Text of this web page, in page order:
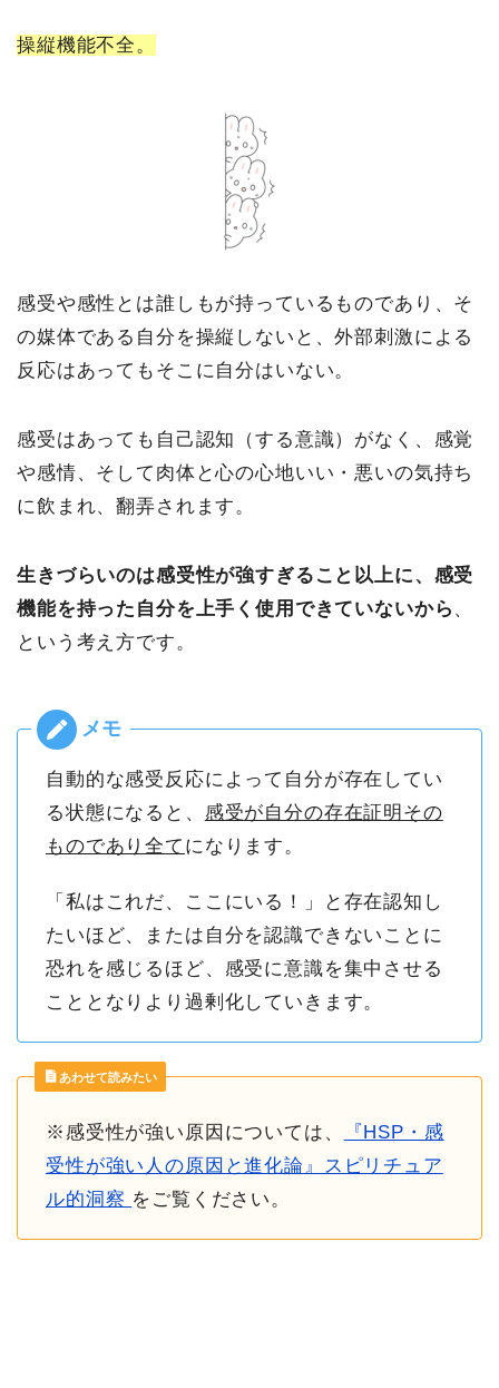
操縦機能不全。
感受や感性とは誰しもが持っているものであり、そ
の媒体である自分を操縦しないと、外部刺激による
反応はあってもそこに自分はいない。
感受はあっても自己認知（する意識）がなく、感覚
や感情、そして肉体と心の心地いい・悪いの気持ち
に飲まれ、翻弄されます。
生きづらいのは感受性が強すぎること以上に、感受
機能を持った自分を上手く使用できていないから 、
という考え方です。
自動的な感受反応によって自分が存在してい
る状態になると、 感受が自分の存在証明その
ものであり全て になります。
「私はこれだ、ここにいる！」と存在認知し
たいほど、または自分を認識できないことに
恐れを感じるほど、感受に意識を集中させる
こととなりより過剰化していきます。
あわせて読みたい
※感受性が強い原因については、
『HSP・感
受性が強い人の原因と進化論』スピリチュア
ル的洞察 をご覧ください。